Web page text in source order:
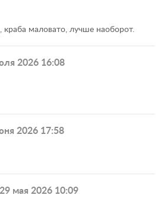
краба маловато, лучше наоборот.
2026 16:08
2026 17:58
29 мая 2026 10:09